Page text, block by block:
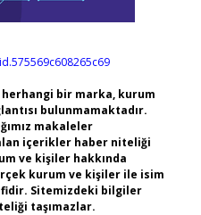
bir marka, kurum
bulunmamaktadır.
makaleler
içerikler haber niteliği
ve kişiler hakkında
kurum ve kişiler ile isim
Sitemizdeki bilgiler
taşımazlar.